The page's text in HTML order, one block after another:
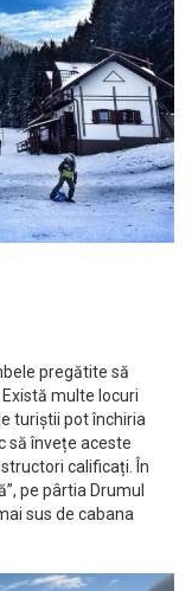
pregătite să
multe locuri
turiștii pot închiria
să învețe aceste
calificați. În
pe pârtia Drumul
sus de cabana